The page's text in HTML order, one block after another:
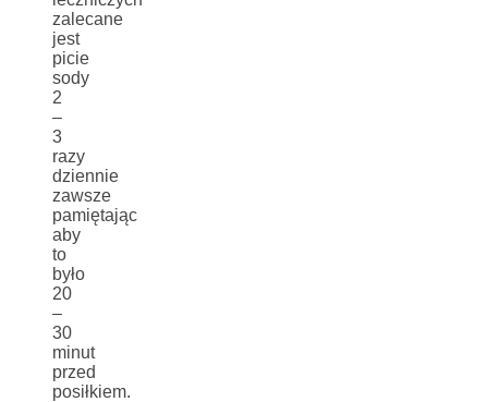
zalecane
jest
picie
sody
2
–
3
razy
dziennie
zawsze
pamiętając
aby
to
było
20
–
30
minut
przed
posiłkiem.